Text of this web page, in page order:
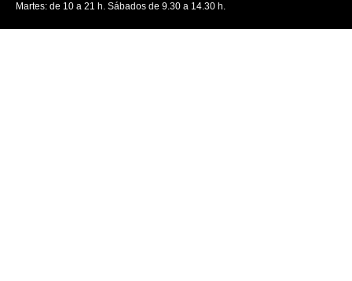
Martes: de 10 a 21 h. Sábados de 9.30 a 14.30 h.